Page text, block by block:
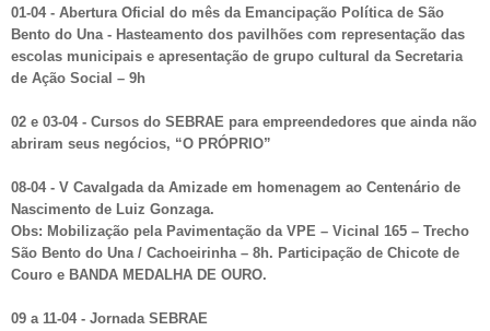
01-04 - Abertura Oficial do mês da Emancipação Política de São
Bento do Una - Hasteamento dos pavilhões com representação das
escolas municipais e apresentação de grupo cultural da Secretaria
de Ação Social – 9h
02 e 03-04 - Cursos do SEBRAE para empreendedores que ainda não
abriram seus negócios, “O PRÓPRIO”
08-04 - V Cavalgada da Amizade em homenagem ao Centenário de
Nascimento de Luiz Gonzaga.
Obs: Mobilização pela Pavimentação da VPE – Vicinal 165 – Trecho
São Bento do Una / Cachoeirinha – 8h. Participação de Chicote de
Couro e BANDA MEDALHA DE OURO.
09 a 11-04 - Jornada SEBRAE